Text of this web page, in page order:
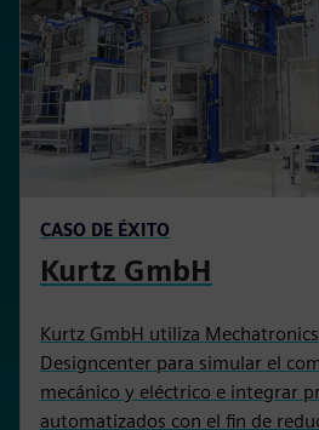
CASO DE ÉXITO
Kurtz GmbH
Kurtz GmbH utiliza
Designcenter para simular el
mecánico y eléctrico e integrar
automatizados con el fin de